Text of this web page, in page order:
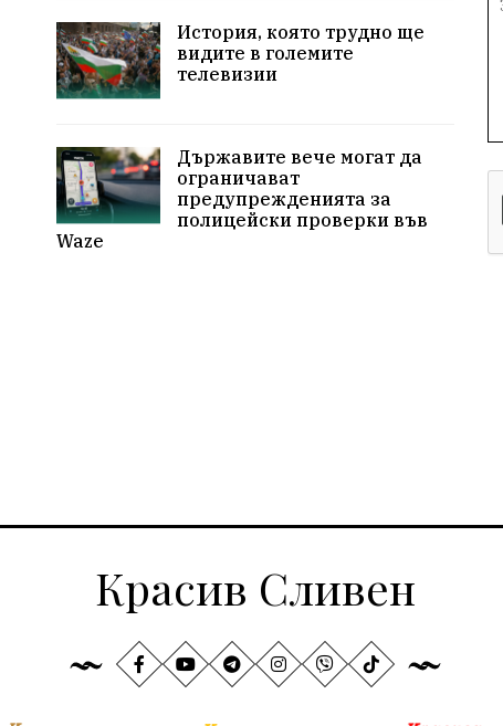
История, която трудно ще
видите в големите
телевизии
Държавите вече могат да
ограничават
предупрежденията за
полицейски проверки във
Waze
Красив Сливен